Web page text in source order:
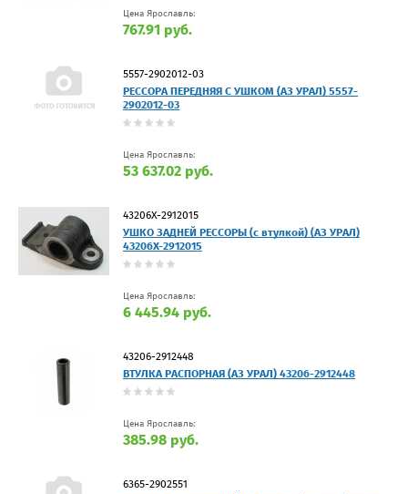
Цена Ярославль:
767.91 руб.
5557-2902012-03
РЕССОРА ПЕРЕДНЯЯ С УШКОМ (АЗ УРАЛ) 5557-
2902012-03
Цена Ярославль:
53 637.02 руб.
43206Х-2912015
УШКО ЗАДНЕЙ РЕССОРЫ (с втулкой) (АЗ УРАЛ)
43206Х-2912015
Цена Ярославль:
6 445.94 руб.
43206-2912448
ВТУЛКА РАСПОРНАЯ (АЗ УРАЛ) 43206-2912448
Цена Ярославль:
385.98 руб.
6365-2902551